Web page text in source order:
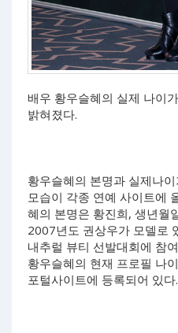
배우 황우슬혜의 실제 나이
밝혀졌다.
황우슬혜의 본명과 실제나
모습이 각종 연예 사이트에
혜의 본명은 황진희, 생년월
2007년도 권상우가 모델로
내추럴 뷰티 선발대회에 참
황우슬혜의 현재 프로필 나
포털사이트에 등록되어 있다.